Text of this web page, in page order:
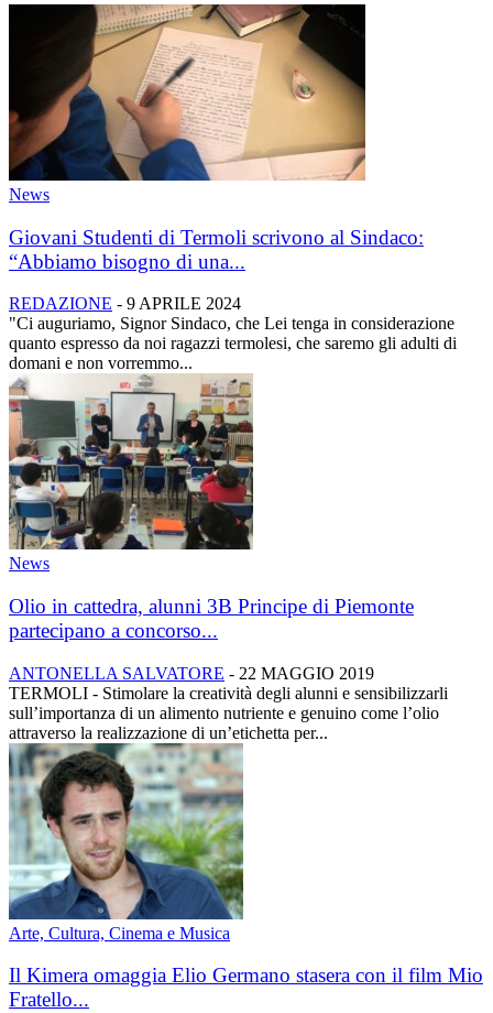
News
Giovani Studenti di Termoli scrivono al Sindaco:
“Abbiamo bisogno di una...
REDAZIONE - 9 APRILE 2024
"Ci auguriamo, Signor Sindaco, che Lei tenga in considerazione
quanto espresso da noi ragazzi termolesi, che saremo gli adulti di
domani e non vorremmo...
News
Olio in cattedra, alunni 3B Principe di Piemonte
partecipano a concorso...
ANTONELLA SALVATORE - 22 MAGGIO 2019
TERMOLI - Stimolare la creatività degli alunni e sensibilizzarli
sull’importanza di un alimento nutriente e genuino come l’olio
attraverso la realizzazione di un’etichetta per...
Arte, Cultura, Cinema e Musica
Il Kimera omaggia Elio Germano stasera con il film Mio
Fratello...